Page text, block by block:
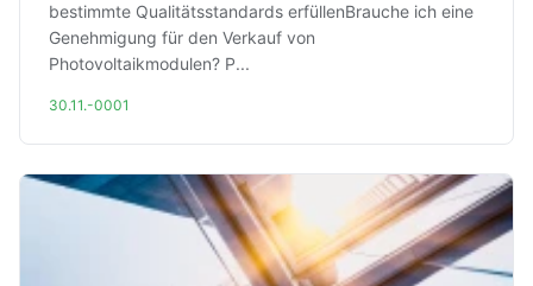
bestimmte Qualitätsstandards erfüllenBrauche ich eine
Genehmigung für den Verkauf von
Photovoltaikmodulen? P...
30.11.-0001